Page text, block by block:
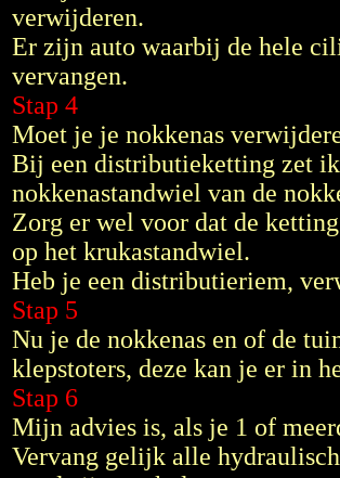
verwijderen.
Er zijn auto waarbij de hele
vervangen.
Stap 4
Moet je je nokkenas
Bij een distributieketting zet ik
nokkenastandwiel van de
Zorg er wel voor dat de
op het krukastandwiel.
Heb je een distributieriem,
Stap 5
Nu je de nokkenas en of de
klepstoters, deze kan je er in
Stap 6
Mijn advies is, als je 1 of
Vervang gelijk alle